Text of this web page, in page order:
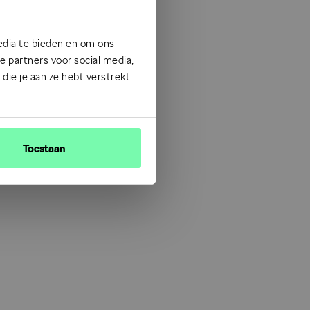
te bieden en om ons
partners voor social media,
je aan ze hebt verstrekt
Toestaan